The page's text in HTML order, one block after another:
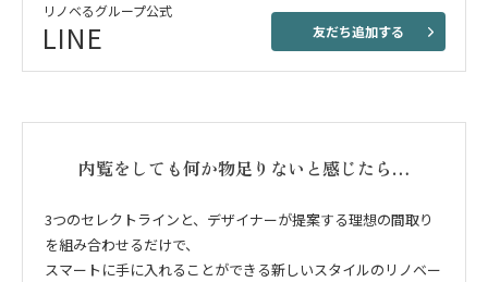
リノベるグループ公式
LINE 友だち追加する
内覧をしても何か物足りないと感じたら…
3つのセレクトラインと、デザイナーが提案する理想の間取り
を組み合わせるだけで、
スマートに手に入れることができる新しいスタイルのリノベー